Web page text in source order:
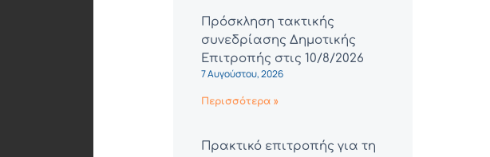
Πρόσκληση τακτικής
συνεδρίασης Δημοτικής
Επιτροπής στις 10/8/2026
7 Αυγούστου, 2026
Περισσότερα »
Πρακτικό επιτροπής για τη